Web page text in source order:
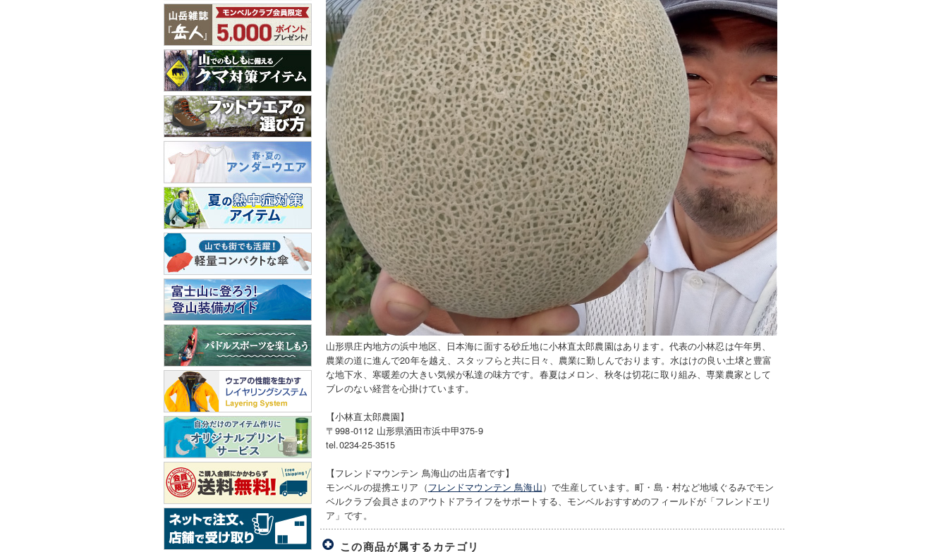
山形県庄内地方の浜中地区、日本海に面する砂丘地に小林直太郎農園はあります。代表の小林忍は午年男、
農業の道に進んで20年を越え、スタッフらと共に日々、農業に勤しんでおります。水はけの良い土壌と豊富
な地下水、寒暖差の大きい気候が私達の味方です。春夏はメロン、秋冬は切花に取り組み、専業農家として
ブレのない経営を心掛けています。
【小林直太郎農園】
〒998-0112 山形県酒田市浜中甲375-9
tel.0234-25-3515
【フレンドマウンテン 鳥海山の出店者です】
モンベルの提携エリア（フレンドマウンテン 鳥海山）で生産しています。町・島・村など地域ぐるみでモン
ベルクラブ会員さまのアウトドアライフをサポートする、モンベルおすすめのフィールドが「フレンドエリ
ア」です。
この商品が属するカテゴリ